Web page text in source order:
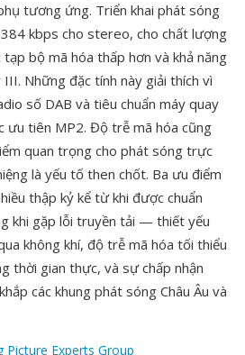
tương ứng. Triển khai phát sóng
kbps cho stereo, cho chất lượng
bộ mã hóa thấp hơn và khả năng
Những đặc tính này giải thích vì
số DAB và tiêu chuẩn máy quay
ưu tiên MP2. Độ trễ mã hóa cũng
quan trọng cho phát sóng trực
là yếu tố then chốt. Ba ưu điểm
thập kỷ kể từ khi được chuẩn
khi gặp lỗi truyền tải — thiết yếu
không khí, độ trễ mã hóa tối thiểu
thời gian thực, và sự chấp nhận
các khung phát sóng Châu Âu và
Picture Experts Group